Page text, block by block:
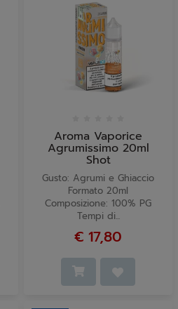
Aroma Vaporice
Agrumissimo 20ml
Shot
Gusto: Agrumi e Ghiaccio
Formato 20ml
Composizione: 100% PG
Tempi di...
€ 17,80